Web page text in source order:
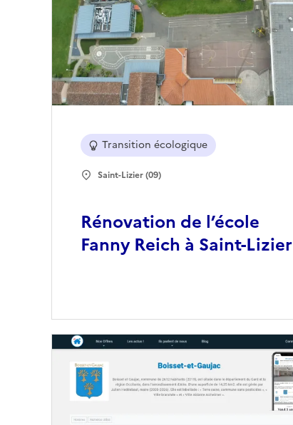
Rénovation de l’école
Fanny Reich à Saint-Lizier
Transition écologique
Saint-Lizier (09)